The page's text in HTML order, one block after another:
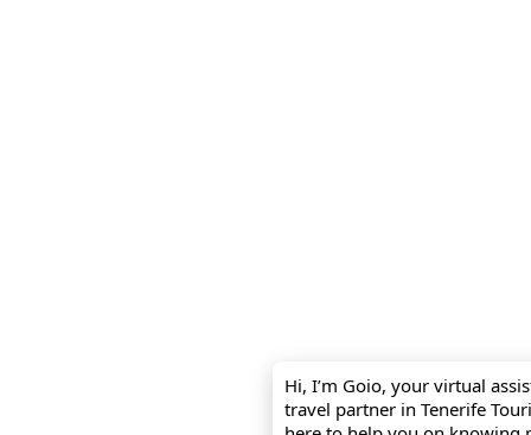
Hi, I’m Goio, your virtual
travel partner in Tenerife